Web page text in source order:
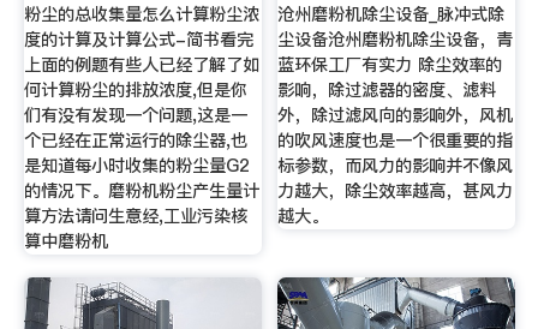
粉尘的总收集量怎么计算粉尘浓
度的计算及计算公式-简书看完
上面的例题有些人已经了解了如
何计算粉尘的排放浓度,但是你
们有没有发现一个问题,这是一
个已经在正常运行的除尘器,也
是知道每小时收集的粉尘量G2
的情况下。磨粉机粉尘产生量计
算方法请问生意经,工业污染核
算中磨粉机
沧州磨粉机除尘设备_脉冲式除
尘设备沧州磨粉机除尘设备，青
蓝环保工厂有实力 除尘效率的
影响，除过滤器的密度、滤料
外，除过滤风向的影响外，风机
的吹风速度也是一个很重要的指
标参数，而风力的影响并不像风
力越大，除尘效率越高，甚风力
越大。